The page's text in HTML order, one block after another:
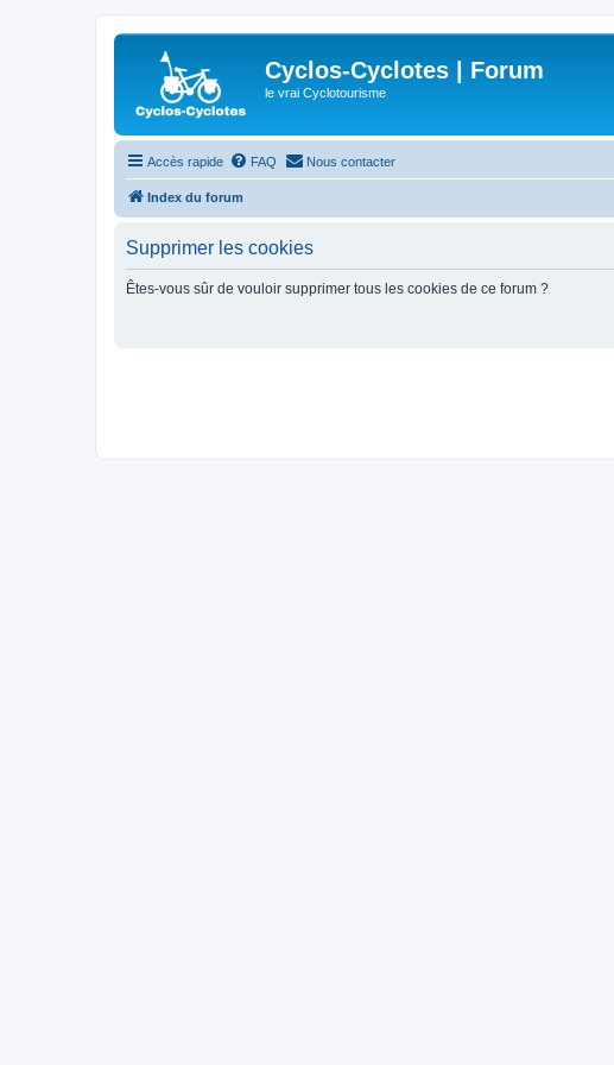
Cyclos-Cyclotes | Forum
le vrai Cyclotourisme
Accès rapide FAQ Nous contacter
Index du forum
Supprimer les cookies
Êtes-vous sûr de vouloir supprimer tous les cookies de ce forum ?